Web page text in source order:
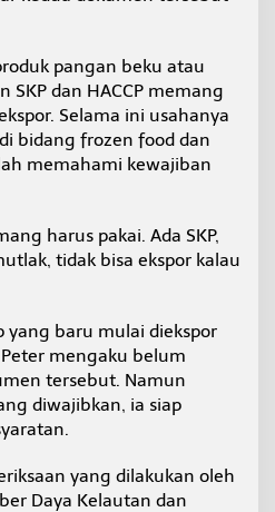
pangan beku atau
SKP dan HACCP memang
Selama ini usahanya
bidang frozen food dan
memahami kewajiban
harus pakai. Ada SKP,
tidak bisa ekspor kalau
yang baru mulai diekspor
mengaku belum
tersebut. Namun
diwajibkan, ia siap
yang dilakukan oleh
Daya Kelautan dan